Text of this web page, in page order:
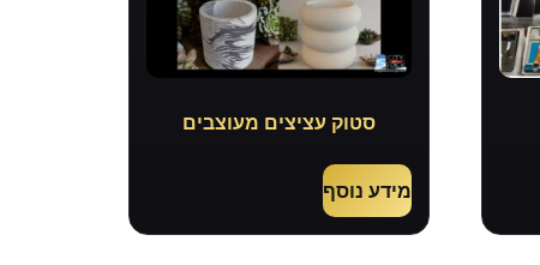
סטוק עציצים מעוצבים
מידע נוסף